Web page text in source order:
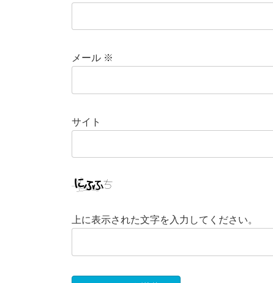
メール ※
サイト
上に表示された文字を入力してください。